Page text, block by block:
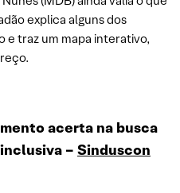
explica alguns dos
e traz um mapa interativo,
acerta na busca
– Sinduscon